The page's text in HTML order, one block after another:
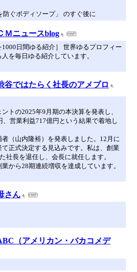
ぐボディソープ」 のすぐ後に
Ｍニュースblog
1000日間ゆる紹介］ 世界ゆるプロフィー
を毎日ゆる紹介しています。
谷ではたらく社長のアメブロ
トの2025年9月期の本決算を発表し、
営業利益717億円という結果で着地し
（山内隆裕）を発表しました。12月に
正式決定する見込みです。私は、創業
社長を退任し、会長に就任します。
から28期連続増収を達成しています。
さん
（アメリカン・バカコメデ